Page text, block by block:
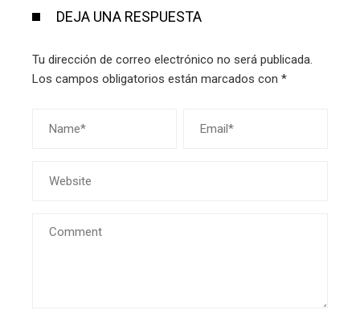
DEJA UNA RESPUESTA
Tu dirección de correo electrónico no será publicada.
Los campos obligatorios están marcados con *